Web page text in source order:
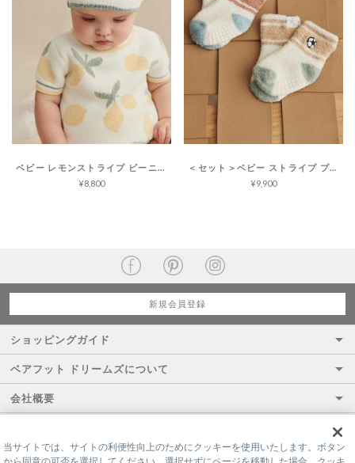
ベビー レモンストライプ ビーニー コージーシックライト
¥8,800
＜セット＞ベビー ストライプ プレイ ソックス コージーシックライト
¥9,900
新規会員登録
ショッピングガイド
ベアフット ドリームズについて
会社概要
当サイトでは、サイトの利便性向上のためにクッキーを使用いたします。ボタン